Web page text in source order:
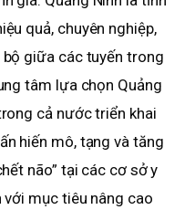
quả, chuyên nghiệp,
giữa các tuyến trong
tâm lựa chọn Quảng
cả nước triển khai
hiến mô, tạng và tăng
não” tại các cơ sở y
mục tiêu nâng cao